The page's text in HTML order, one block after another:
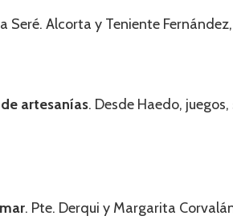
Seré. Alcorta y Teniente
artesanías. Desde Haedo,
. Pte. Derqui y Margarita